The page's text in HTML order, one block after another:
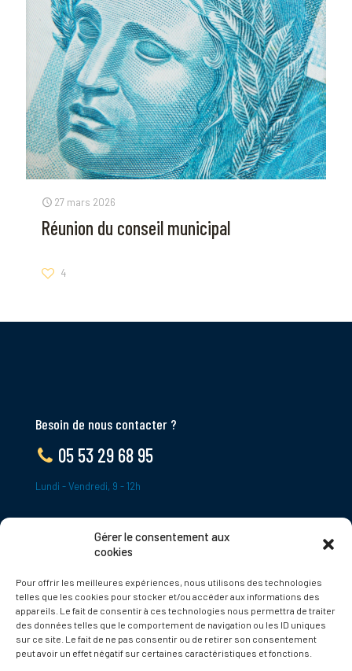
Gérer le consentement aux
cookies
Pour offrir les meilleures expériences, nous utilisons des technologies
telles que les cookies pour stocker et/ou accéder aux informations des
appareils. Le fait de consentir à ces technologies nous permettra de traiter
des données telles que le comportement de navigation ou les ID uniques
sur ce site. Le fait de ne pas consentir ou de retirer son consentement
peut avoir un effet négatif sur certaines caractéristiques et fonctions.
27 mars 2026
Réunion du conseil municipal
4
Besoin de nous contacter ?
05 53 29 68 95
Lundi - Vendredi, 9 - 12h
24620 Tamniès
France
Politique de cookies